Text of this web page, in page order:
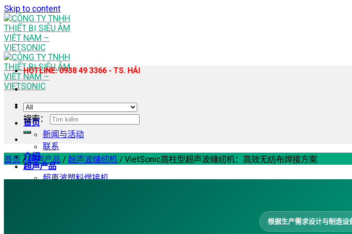
Skip to content
首页
新闻与活动
联系
介绍
超声产品
超声波塑料焊接机
HOTLINE: 0938 49 3366 - TS. HẢI
搜索：
首页 / 超声产品 / 超声波缝纫机 / VietSonic高柱型超声波缝纫机：高效无纺布焊接方案
根据生产需求设计与制造设